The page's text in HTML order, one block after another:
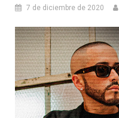
7 de diciembre de 2020